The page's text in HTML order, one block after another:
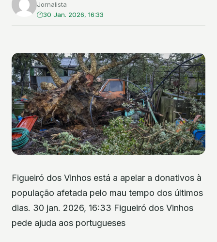
Jornalista
30 Jan. 2026, 16:33
Figueiró dos Vinhos está a apelar a donativos à
população afetada pelo mau tempo dos últimos
dias. 30 jan. 2026, 16:33 Figueiró dos Vinhos
pede ajuda aos portugueses